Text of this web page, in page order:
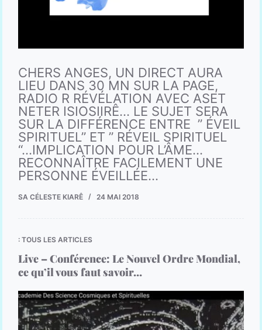
CHERS ANGES, UN DIRECT AURA
LIEU DANS 30 MN SUR LA PAGE,
RADIO R RÉVÉLATION AVEC ASET
NETER ISIOSIIRÊ… LE SUJET SERA
SUR LA DIFFÉRENCE ENTRE ” ÉVEIL
SPIRITUEL” ET ” RÉVEIL SPIRITUEL
“…IMPLICATION POUR L’ÂME…
RECONNAÎTRE FACILEMENT UNE
PERSONNE ÉVEILLÉE…
SA CÉLESTE KIARÊ 24 MAI 2018
: TOUS LES ARTICLES
Live – Conférence: Le Nouvel Ordre Mondial,
ce qu’il vous faut savoir…